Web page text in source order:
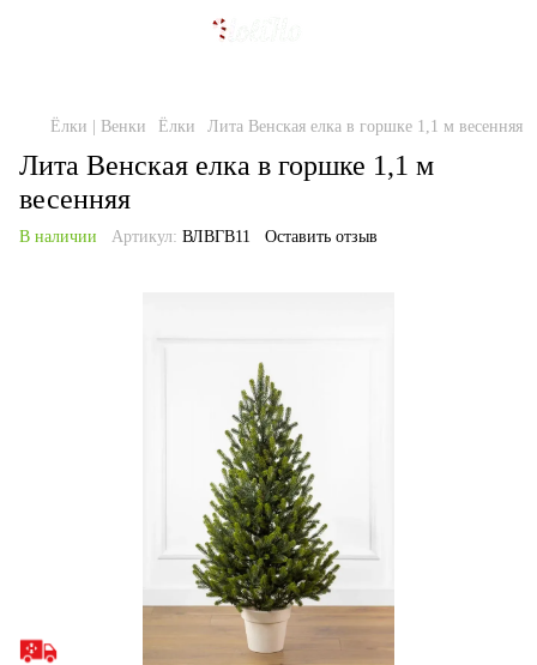
Ёлки | Венки Ёлки Лита Венская елка в горшке 1,1 м весенняя
Лита Венская елка в горшке 1,1 м
весенняя
В наличии Артикул: ВЛВГВ11 Оставить отзыв